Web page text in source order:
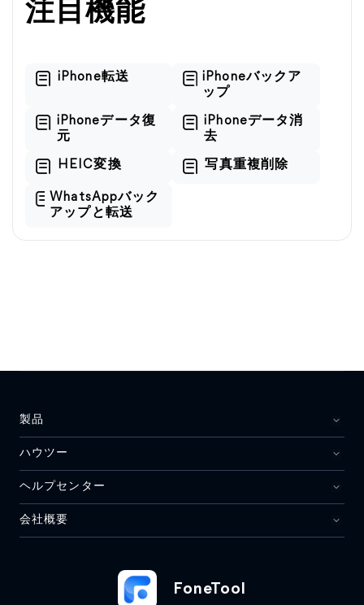
注目機能
iPhone転送
iPhoneバックア
ップ
iPhoneデータ復
元
iPhoneデータ消
去
HEIC変換 写真重複削除
WhatsAppバック
アップと転送
FoneTool
製品
ハウツー
ヘルプセンター
会社概要